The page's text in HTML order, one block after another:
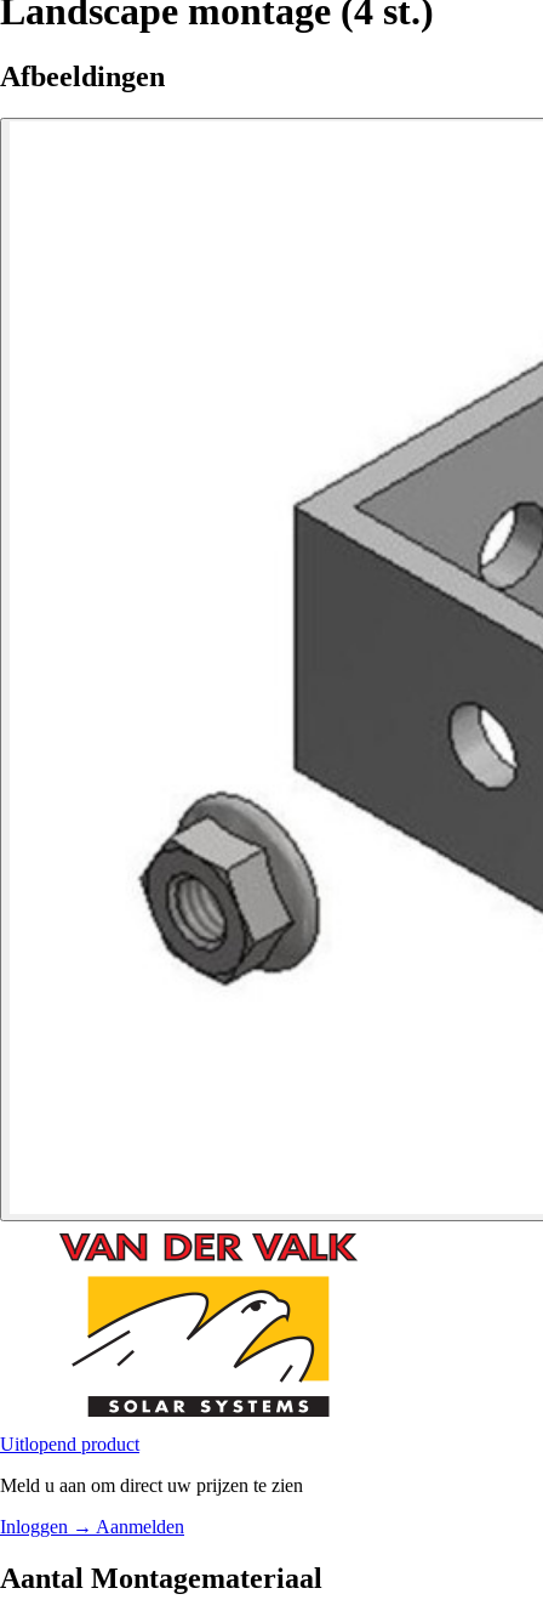
Landscape montage (4 st.)
Afbeeldingen
Uitlopend product
Meld u aan om direct uw prijzen te zien
Inloggen → Aanmelden
Aantal Montagemateriaal